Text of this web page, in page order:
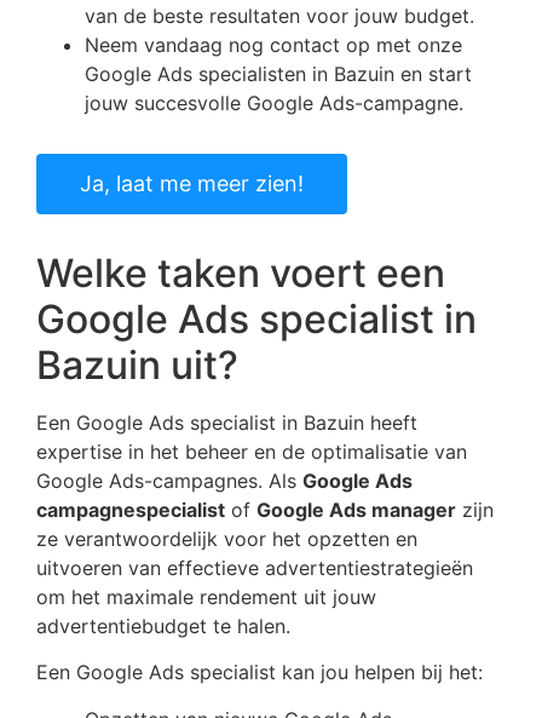
van de beste resultaten voor jouw budget.
Neem vandaag nog contact op met onze
Google Ads specialisten in Bazuin en start
jouw succesvolle Google Ads-campagne.
Ja, laat me meer zien!
Welke taken voert een
Google Ads specialist in
Bazuin uit?
Een Google Ads specialist in Bazuin heeft
expertise in het beheer en de optimalisatie van
Google Ads-campagnes. Als Google Ads
campagnespecialist of Google Ads manager zijn
ze verantwoordelijk voor het opzetten en
uitvoeren van effectieve advertentiestrategieën
om het maximale rendement uit jouw
advertentiebudget te halen.
Een Google Ads specialist kan jou helpen bij het: